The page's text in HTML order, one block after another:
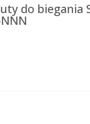
do biegania